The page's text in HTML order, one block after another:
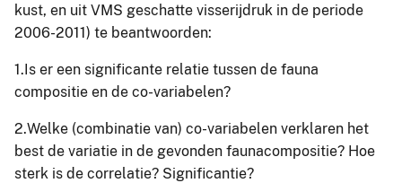
kust, en uit VMS geschatte visserijdruk in de periode
2006-2011) te beantwoorden:
1.Is er een significante relatie tussen de fauna
compositie en de co-variabelen?
2.Welke (combinatie van) co-variabelen verklaren het
best de variatie in de gevonden faunacompositie? Hoe
sterk is de correlatie? Significantie?